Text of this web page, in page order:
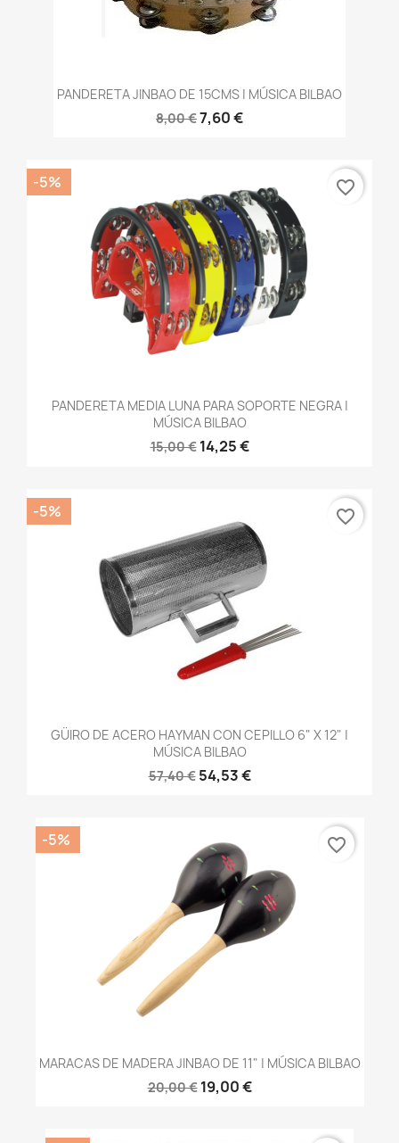
PANDERETA JINBAO DE 15CMS | MÚSICA BILBAO
8,00 €7,60 €
PANDERETA MEDIA LUNA PARA SOPORTE NEGRA |
MÚSICA BILBAO
15,00 € 14,25 €
-5% favorite_border
GÜIRO DE ACERO HAYMAN CON CEPILLO 6" X 12" |
MÚSICA BILBAO
57,40 € 54,53 €
-5% favorite_border
MARACAS DE MADERA JINBAO DE 11" | MÚSICA BILBAO
20,00 € 19,00 €
-5% favorite_border